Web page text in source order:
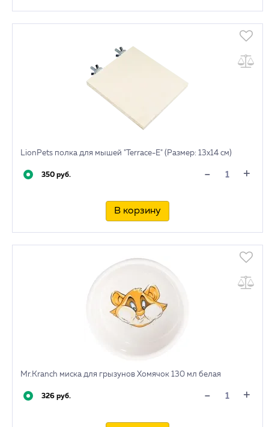
LionPets полка для мышей "Terrace-E" (Размер: 13х14 см)
350 руб. - +
В корзину
Mr.Kranch миска для грызунов Хомячок 130 мл белая
326 руб. - +